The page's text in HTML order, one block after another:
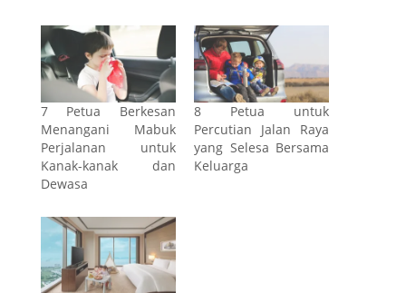
7 Petua Berkesan
Menangani Mabuk
Perjalanan untuk
Kanak-kanak dan
Dewasa
8 Petua untuk
Percutian Jalan Raya
yang Selesa Bersama
Keluarga